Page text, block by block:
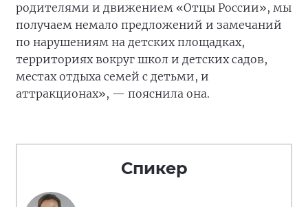
родителями и движением «Отцы России», мы
получаем немало предложений и замечаний
по нарушениям на детских площадках,
территориях вокруг школ и детских садов,
местах отдыха семей с детьми, и
аттракционах», — пояснила она.
Спикер